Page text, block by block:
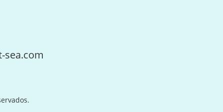
sea.com